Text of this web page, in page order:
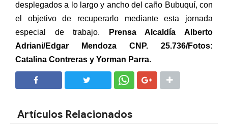
desplegados a lo largo y ancho del caño Bubuquí, con
el objetivo de recuperarlo mediante esta jornada
especial de trabajo.
Prensa Alcaldía Alberto
Adriani/Edgar Mendoza CNP. 25.736/Fotos:
Catalina Contreras y Yorman Parra.
Artículos Relacionados